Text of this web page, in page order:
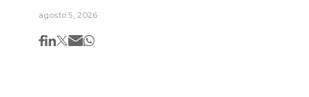
agosto 5, 2026